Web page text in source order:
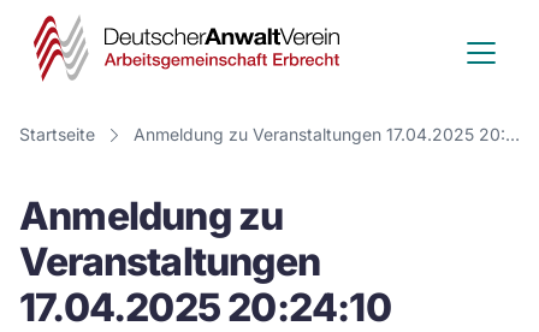
Deutscher
Anwalt
Verein
Startseite Anmeldung zu Veranstaltungen 17.04.2025 20:24:10
Anmeldung zu
Veranstaltungen
17.04.2025 20:24:10